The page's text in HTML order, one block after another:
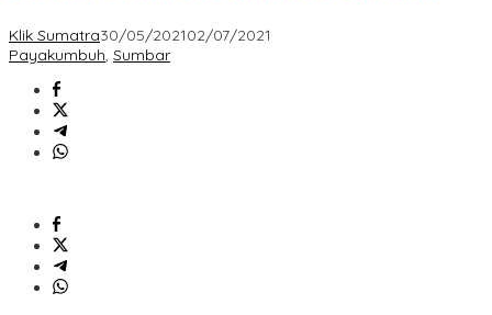
Klik Sumatra30/05/202102/07/2021
Payakumbuh, Sumbar